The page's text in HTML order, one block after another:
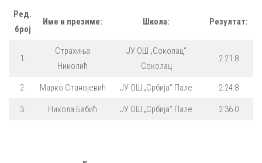
Ред.
број
Име и презиме: Школа: Резултат:
1.
Страхиња
Николић
ЈУ ОШ „Соколац“
Соколац
2:21.8
2. Марко Станојевић ЈУ ОШ „Србија“ Пале 2:24.8
3. Никола Бабић ЈУ ОШ „Србија“ Пале 2:36.0